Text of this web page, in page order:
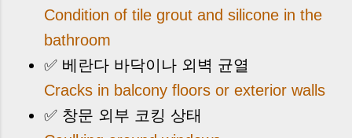
Condition of tile grout and silicone in the
bathroom
✅ 베란다 바닥이나 외벽 균열
Cracks in balcony floors or exterior walls
✅ 창문 외부 코킹 상태